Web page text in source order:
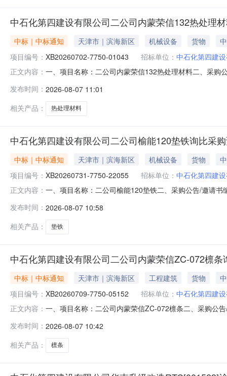
中石化第四建设有限公司二公司内蒙荣信132热处理
中标｜中标通知 天津市｜滨海新区 机械设备 货物
项目编号： XB20260702-7750-01043 招标单位： 中石化第四建
正文内容： 一、项目名称：二公司内蒙荣信132热处理材料二、采
市嘉丰工贸有限公司备选供应商13/132027-03-31物料2:
发布时间： 2026-08-07 11:01
相关产品：
热处理材料
中石化第四建设有限公司二公司榆能120垫铁询比采
中标｜中标通知 天津市｜滨海新区 机械设备 货物
项目编号： XB20260731-7750-22055 招标单位： 中石化第四建
正文内容： 一、项目名称：二公司榆能120垫铁二、采购公告/邀请
京尧新科贸有限责任公司备选供应商4/42027-05-31物料
发布时间： 2026-08-07 10:58
相关产品：
垫铁
中石化第四建设有限公司二公司内蒙荣信ZC-072檩
中标｜中标通知 天津市｜滨海新区 工程建筑 货物
项目编号： XB20260709-7750-05152 招标单位： 中石化第四建
正文内容： 一、项目名称：二公司内蒙荣信ZC-072檩条二、采购公
312海南申发钢铁有限公司备选供应商1/12027-03-31四
发布时间： 2026-08-07 10:42
相关产品：
檩条